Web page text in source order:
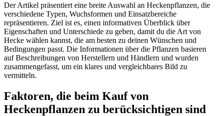
Der Artikel präsentiert eine breite Auswahl an Heckenpflanzen, die
verschiedene Typen, Wuchsformen und Einsatzbereiche
repräsentieren. Ziel ist es, einen informativen Überblick über
Eigenschaften und Unterschiede zu geben, damit du die Art von
Hecke wählen kannst, die am besten zu deinen Wünschen und
Bedingungen passt. Die Informationen über die Pflanzen basieren
auf Beschreibungen von Herstellern und Händlern und wurden
zusammengefasst, um ein klares und vergleichbares Bild zu
vermitteln.
Faktoren, die beim Kauf von
Heckenpflanzen zu berücksichtigen sind